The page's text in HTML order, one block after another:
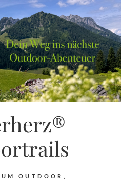
OUTDOOR,